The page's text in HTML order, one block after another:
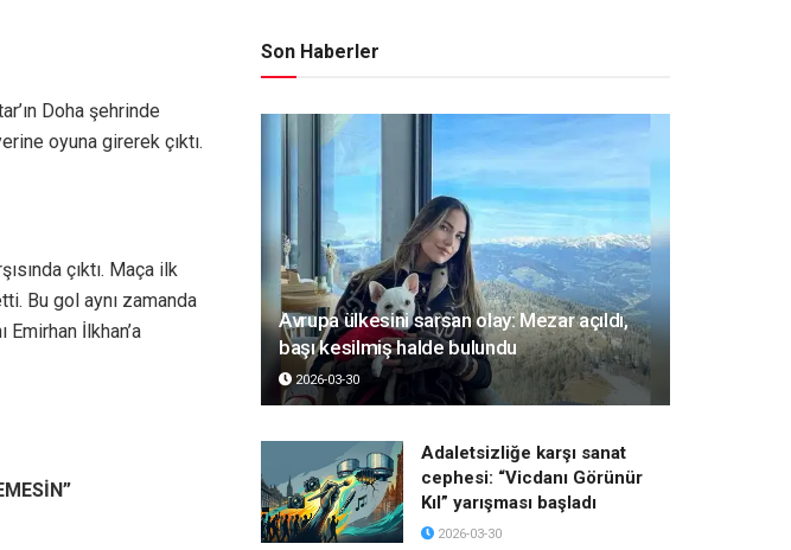
Doha şehrinde
oyuna girerek çıktı.
çıktı. Maça ilk
Bu gol aynı zamanda
İlkhan’a
Son Haberler
Avrupa ülkesini sarsan olay: Mezar açıldı,
başı kesilmiş halde bulundu
2026-03-30
Adaletsizliğe karşı sanat
cephesi: “Vicdanı Görünür
Kıl” yarışması başladı
2026-03-30